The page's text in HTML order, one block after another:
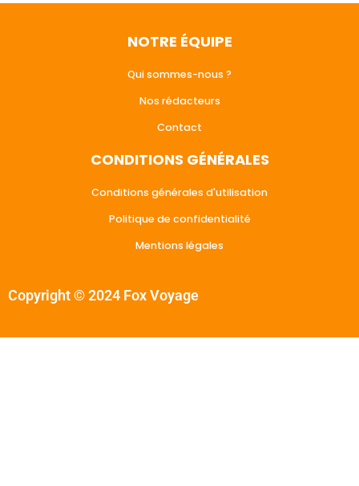
NOTRE ÉQUIPE
Qui sommes-nous ?
Nos rédacteurs
Contact
CONDITIONS GÉNÉRALES
Conditions générales d'utilisation
Politique de confidentialité
Mentions légales
Copyright © 2024 Fox Voyage